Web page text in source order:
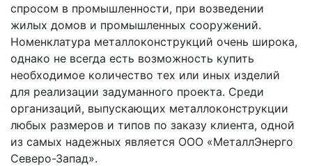
спросом в промышленности, при возведении
жилых домов и промышленных сооружений.
Номенклатура металлоконструкций очень широка,
однако не всегда есть возможность купить
необходимое количество тех или иных изделий
для реализации задуманного проекта. Среди
организаций, выпускающих металлоконструкции
любых размеров и типов по заказу клиента, одной
из самых надежных является ООО «МеталлЭнерго
Северо-Запад».